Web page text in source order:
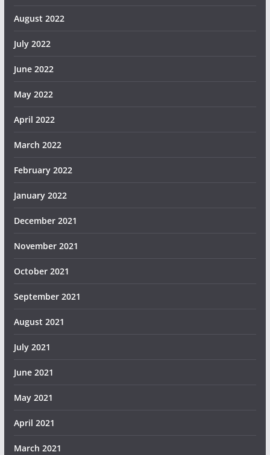
August 2022
July 2022
June 2022
May 2022
April 2022
March 2022
February 2022
January 2022
December 2021
November 2021
October 2021
September 2021
August 2021
July 2021
June 2021
May 2021
April 2021
March 2021